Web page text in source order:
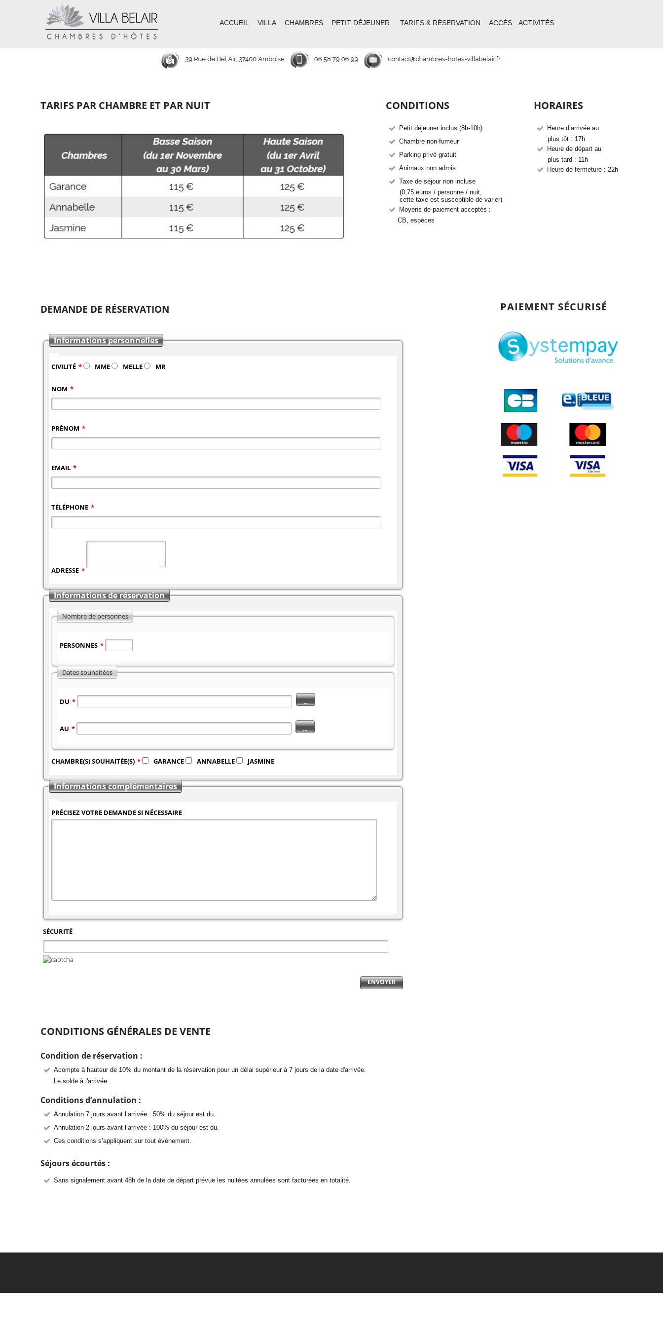
ACCUEIL VILLA CHAMBRES PETIT DÉJEUNER TARIFS & RÉSERVATION ACCÈS ACTIVITÉS
TARIFS PAR CHAMBRE ET PAR NUIT CONDITIONS
Petit déjeuner inclus (8h-10h)
Chambre non-fumeur
Parking privé gratuit
Animaux non admis
Taxe de séjour non incluse
(0.75 euros / personne / nuit,
cette taxe est susceptible de varier)
Moyens de paiement acceptés :
CB, espèces
HORAIRES
Heure d’arrivée au
plus tôt : 17h
Heure de départ au
plus tard : 11h
Heure de fermeture : 22h
DEMANDE DE RÉSERVATION
Informations personnelles
CIVILITÉ * MME MELLE MR
NOM *
PRÉNOM *
EMAIL *
TÉLÉPHONE *
ADRESSE *
Informations de réservation
Nombre de personnes
PERSONNES *
Dates souhaitées
DU * ...
AU * ...
CHAMBRE(S) SOUHAITÉE(S) * GARANCE ANNABELLE JASMINE
Informations complémentaires
PRÉCISEZ VOTRE DEMANDE SI NÉCESSAIRE
SÉCURITÉ
ENVOYER
PAIEMENT SÉCURISÉ
CONDITIONS GÉNÉRALES DE VENTE
Condition de réservation :
Acompte à hauteur de 10% du montant de la réservation pour un délai supérieur à 7 jours de la date d'arrivée.
Le solde à l'arrivée.
Conditions d’annulation :
Annulation 7 jours avant l’arrivée : 50% du séjour est du.
Annulation 2 jours avant l’arrivée : 100% du séjour est du.
Ces conditions s’appliquent sur tout événement.
Séjours écourtés :
Sans signalement avant 48h de la date de départ prévue les nuitées annulées sont facturées en totalité.